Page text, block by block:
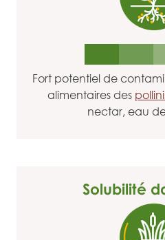
Fort potentiel de
alimentaires des
nectar, eau
Solubilité